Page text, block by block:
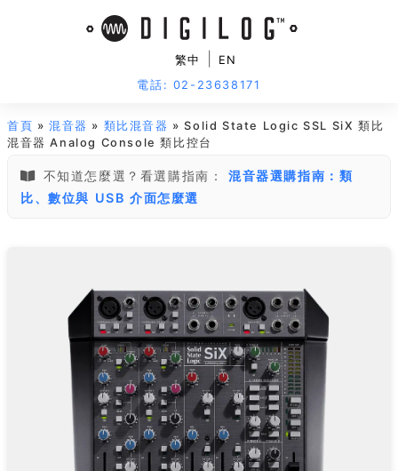
繁中
EN
電話: 02-23638171
首頁 »混音器 » 類比混音器 » Solid State Logic SSL SiX 類比
混音器 Analog Console 類比控台
不知道怎麼選？看選購指南：
混音器選購指南：類
比、數位與 USB 介面怎麼選